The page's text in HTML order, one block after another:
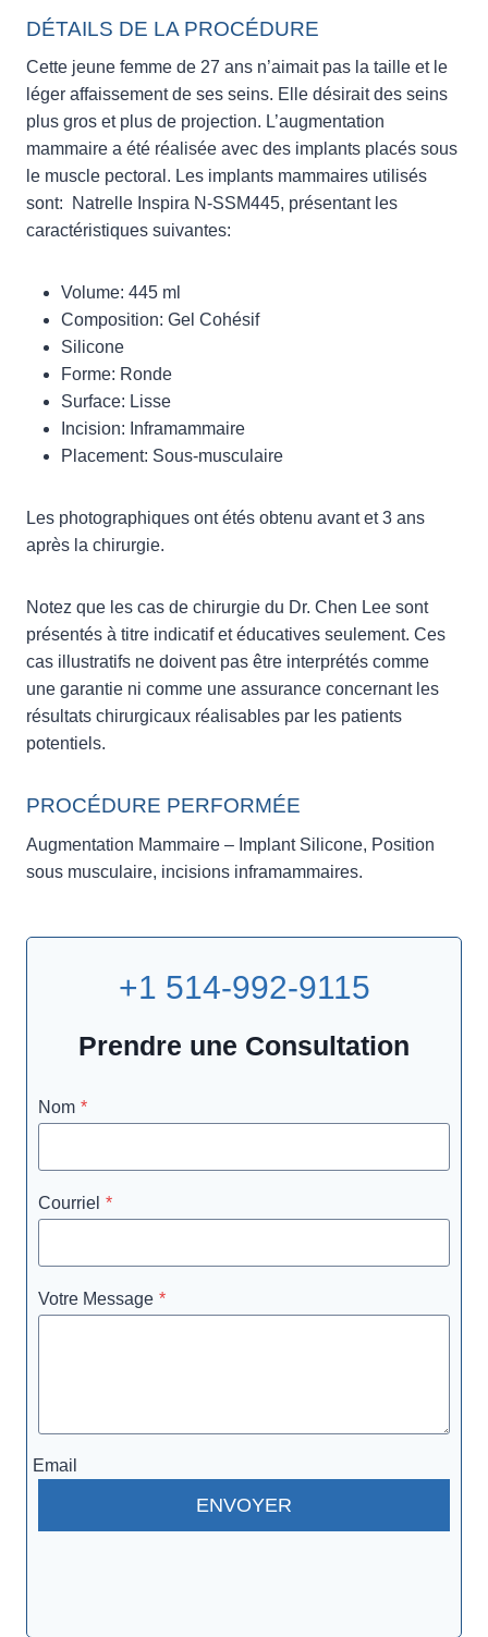
DÉTAILS DE LA PROCÉDURE
Cette jeune femme de 27 ans n’aimait pas la taille et le
léger affaissement de ses seins. Elle désirait des seins
plus gros et plus de projection. L’augmentation
mammaire a été réalisée avec des implants placés sous
le muscle pectoral. Les implants mammaires utilisés
sont: Natrelle Inspira N-SSM445, présentant les
caractéristiques suivantes:
Volume: 445 ml
Composition: Gel Cohésif
Silicone
Forme: Ronde
Surface: Lisse
Incision: Inframammaire
Placement: Sous-musculaire
Les photographiques ont étés obtenu avant et 3 ans
après la chirurgie.
Notez que les cas de chirurgie du Dr. Chen Lee sont
présentés à titre indicatif et éducatives seulement. Ces
cas illustratifs ne doivent pas être interprétés comme
une garantie ni comme une assurance concernant les
résultats chirurgicaux réalisables par les patients
potentiels.
PROCÉDURE PERFORMÉE
Augmentation Mammaire – Implant Silicone, Position
sous musculaire, incisions inframammaires.
+1 514-992-9115
Prendre une Consultation
Nom *
Courriel *
Votre Message *
Email
ENVOYER